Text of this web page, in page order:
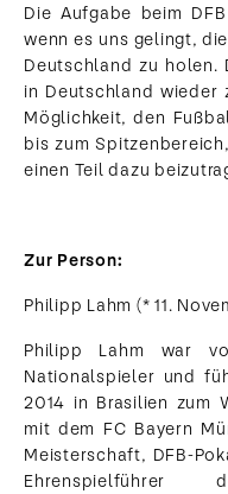
Die Aufgabe beim
wenn es uns gelingt,
Deutschland zu holen.
in Deutschland wieder
Möglichkeit, den
bis zum
einen Teil dazu
Zur Person:
Philipp Lahm (* 11.
Philipp Lahm war
Nationalspieler und
2014 in Brasilien zum
mit dem FC Bayern
Meisterschaft, DFB-